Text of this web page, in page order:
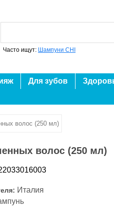
Часто ищут: Шампуни CHI
Для зубов
волос (250 мл)
волос (250 мл)
Италия